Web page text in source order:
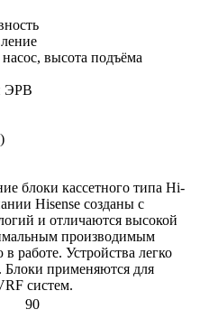
высота подъёма
кассетного типа Hi-
Hisense созданы с
и отличаются высокой
производимым
работе. Устройства легко
применяются для
систем.
90